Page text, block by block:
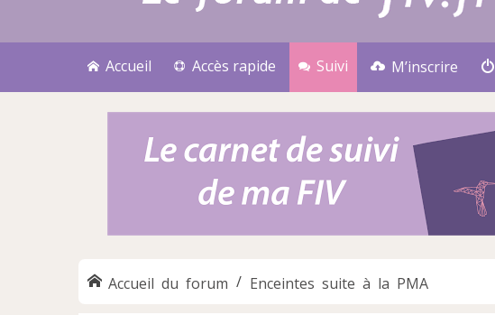
Accueil Accès rapide Suivi M’inscrire
Accueil du forum Enceintes suite à la PMA